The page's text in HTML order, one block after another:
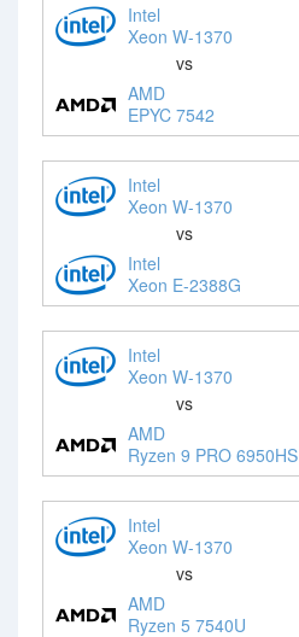
Intel
Xeon W-1370
vs
AMD
EPYC 7542
Intel
Xeon W-1370
vs
Intel
Xeon E-2388G
Intel
Xeon W-1370
vs
AMD
Ryzen 9 PRO 6950HS
Intel
Xeon W-1370
vs
AMD
Ryzen 5 7540U